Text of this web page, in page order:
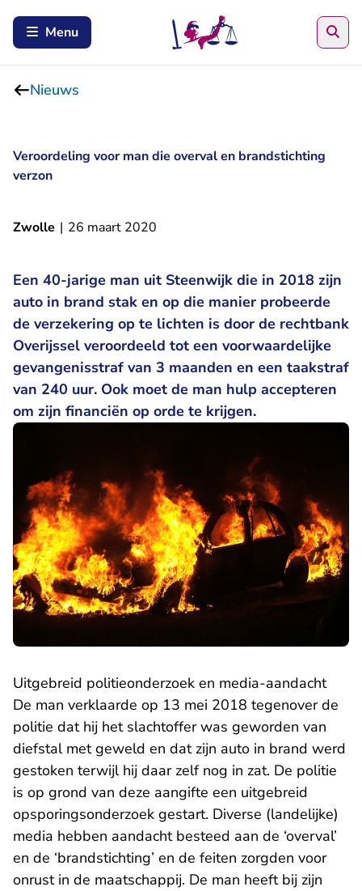
Menu
Nieuws
Veroordeling voor man die overval en brandstichting
verzon
Zwolle | 26 maart 2020
Een 40-jarige man uit Steenwijk die in 2018 zijn
auto in brand stak en op die manier probeerde
de verzekering op te lichten is door de rechtbank
Overijssel veroordeeld tot een voorwaardelijke
gevangenisstraf van 3 maanden en een taakstraf
van 240 uur. Ook moet de man hulp accepteren
om zijn financiën op orde te krijgen.
Uitgebreid politieonderzoek en media-aandacht
De man verklaarde op 13 mei 2018 tegenover de
politie dat hij het slachtoffer was geworden van
diefstal met geweld en dat zijn auto in brand werd
gestoken terwijl hij daar zelf nog in zat. De politie
is op grond van deze aangifte een uitgebreid
opsporingsonderzoek gestart. Diverse (landelijke)
media hebben aandacht besteed aan de ‘overval’
en de ‘brandstichting’ en de feiten zorgden voor
onrust in de maatschappij. De man heeft bij zijn